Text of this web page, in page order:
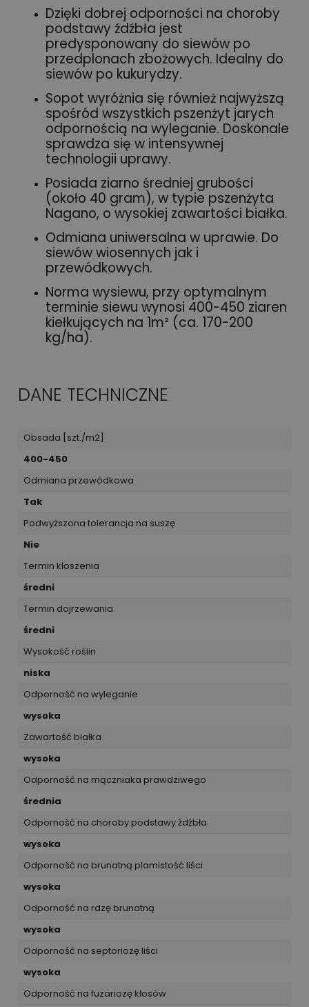
Dzięki dobrej odporności na choroby
podstawy źdźbła jest
predysponowany do siewów po
przedplonach zbożowych. Idealny do
siewów po kukurydzy.
Sopot wyróżnia się również najwyższą
spośród wszystkich pszenżyt jarych
odpornością na wyleganie. Doskonale
sprawdza się w intensywnej
technologii uprawy.
Posiada ziarno średniej grubości
(około 40 gram), w typie pszenżyta
Nagano, o wysokiej zawartości białka.
Odmiana uniwersalna w uprawie. Do
siewów wiosennych jak i
przewódkowych.
Norma wysiewu, przy optymalnym
terminie siewu wynosi 400-450 ziaren
kiełkujących na 1m² (ca. 170-200
kg/ha).
DANE TECHNICZNE
Obsada [szt./m2]
400-450
Odmiana przewódkowa
Tak
Podwyższona tolerancja na suszę
Nie
Termin kłoszenia
średni
Termin dojrzewania
średni
Wysokość roślin
niska
Odporność na wyleganie
wysoka
Zawartość białka
wysoka
Odporność na mączniaka prawdziwego
średnia
Odporność na choroby podstawy źdźbła
wysoka
Odporność na brunatną plamistość liści
wysoka
Odporność na rdzę brunatną
wysoka
Odporność na septoriozę liści
wysoka
Odporność na fuzariozę kłosów